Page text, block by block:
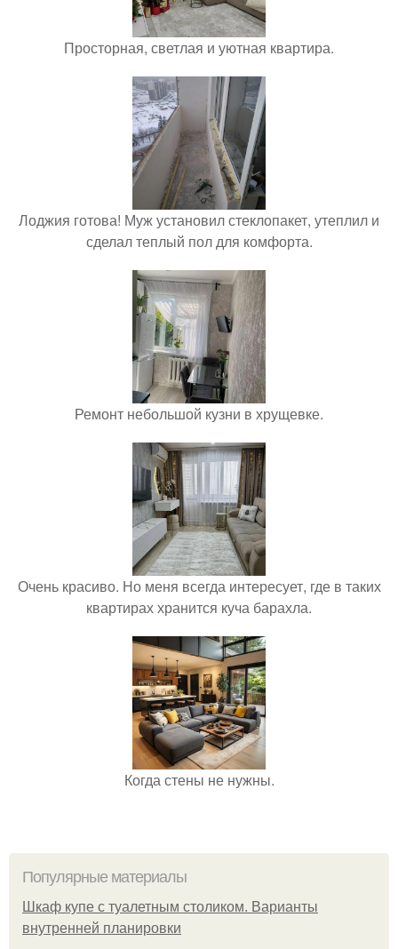
Просторная, светлая и уютная квартира.
Лоджия готова! Муж установил стеклопакет, утеплил и
сделал теплый пол для комфорта.
Ремонт небольшой кузни в хрущевке.
Очень красиво. Но меня всегда интересует, где в таких
квартирах хранится куча барахла.
Когда стены не нужны.
Популярные материалы
Шкаф купе с туалетным столиком. Варианты
внутренней планировки